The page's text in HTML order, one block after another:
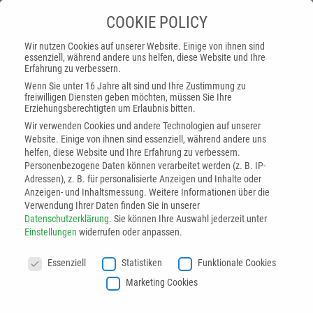
Startseite» Applikationstechnik»
Modularer Farbwechsler
COOKIE POLICY
Wir nutzen Cookies auf unserer Website. Einige von ihnen sind
essenziell, während andere uns helfen, diese Website und Ihre
Erfahrung zu verbessern.
Wenn Sie unter 16 Jahre alt sind und Ihre Zustimmung zu
freiwilligen Diensten geben möchten, müssen Sie Ihre
Erziehungsberechtigten um Erlaubnis bitten.
Wir verwenden Cookies und andere Technologien auf unserer
Website. Einige von ihnen sind essenziell, während andere uns
helfen, diese Website und Ihre Erfahrung zu verbessern.
Personenbezogene Daten können verarbeitet werden (z. B. IP-
Adressen), z. B. für personalisierte Anzeigen und Inhalte oder
Anzeigen- und Inhaltsmessung. Weitere Informationen über die
Verwendung Ihrer Daten finden Sie in unserer
Datenschutzerklärung. Sie können Ihre Auswahl jederzeit unter
Einstellungen widerrufen oder anpassen.
Essenziell
Statistiken
Funktionale Cookies
Marketing Cookies